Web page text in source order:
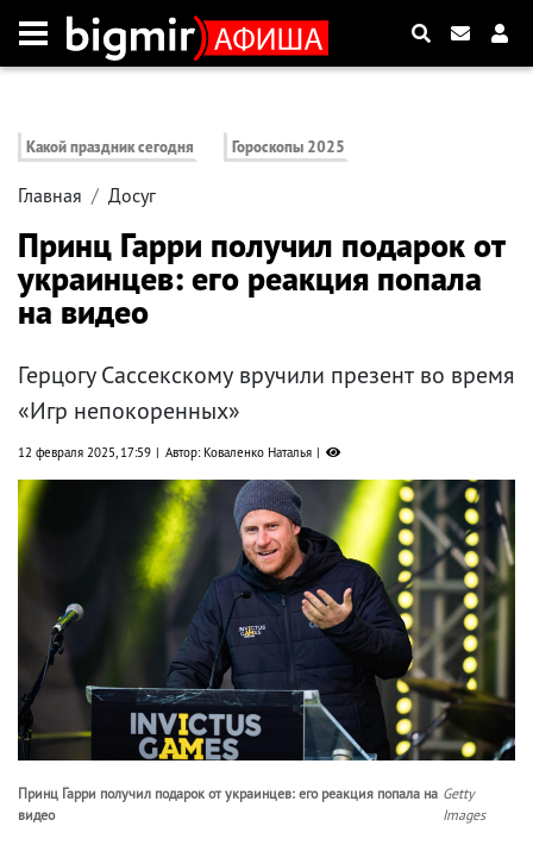
Какой праздник сегодня Гороскопы 2025
Главная Досуг
Принц Гарри получил подарок от
украинцев: его реакция попала
на видео
Герцогу Сассекскому вручили презент во время
«Игр непокоренных»
12 февраля 2025, 17:59 Автор: Коваленко Наталья
Принц Гарри получил подарок от украинцев: его реакция попала на
видео
Getty
Images